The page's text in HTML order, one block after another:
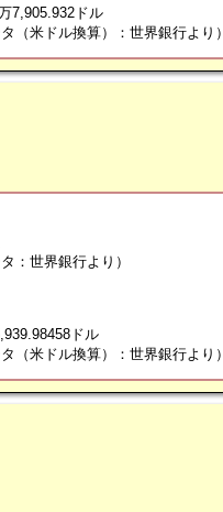
7,905.932ドル
タ（米ドル換算）：世界銀行より）
：世界銀行より）
ドル
タ（米ドル換算）：世界銀行より）